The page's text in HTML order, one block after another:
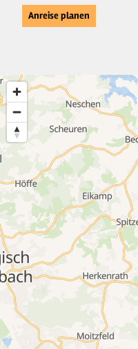
Anreise planen
8